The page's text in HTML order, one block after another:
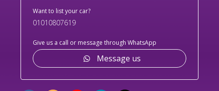
Want to list your car?
01010807619
Give us a call or message through WhatsApp
Message us